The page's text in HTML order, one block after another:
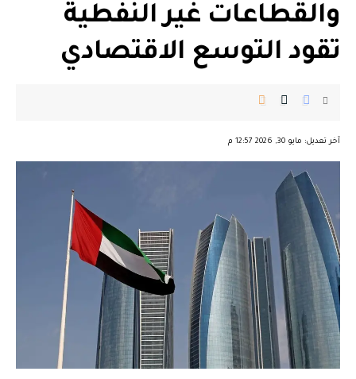
والقطاعات غير النفطية
تقود التوسع الاقتصادي
آخر تعديل: مايو 30, 2026 12:57 م